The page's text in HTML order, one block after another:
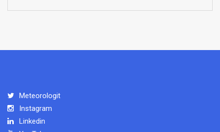
Meteorologit
Instagram
Linkedin